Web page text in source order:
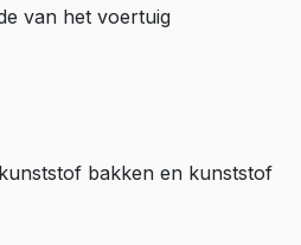
van het voertuig
bakken en kunststof